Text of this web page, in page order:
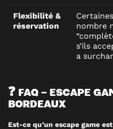
Flexibilité &
réservation
nombre
s’ils
a
❓ FAQ – ESCAPE
BORDEAUX
Est-ce qu’un escape game